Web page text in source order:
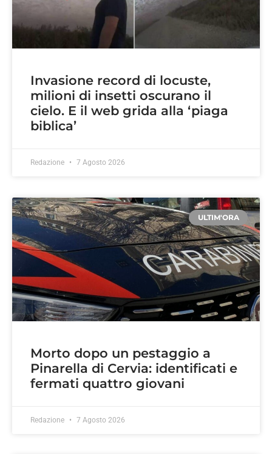
Invasione record di locuste,
milioni di insetti oscurano il
cielo. E il web grida alla ‘piaga
biblica’
Redazione 7 Agosto 2026
ULTIM'ORA
Morto dopo un pestaggio a
Pinarella di Cervia: identificati e
fermati quattro giovani
Redazione 7 Agosto 2026